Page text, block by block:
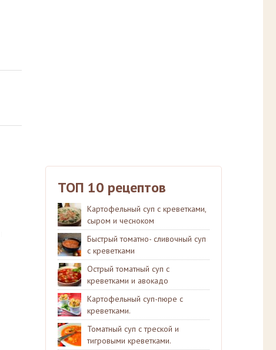
ТОП 10 рецептов
Картофельный суп с креветками,
сыром и чесноком
Быстрый томатно- сливочный суп
с креветками
Острый томатный суп с
креветками и авокадо
Картофельный суп-пюре с
креветками.
Томатный суп с треской и
тигровыми креветками.